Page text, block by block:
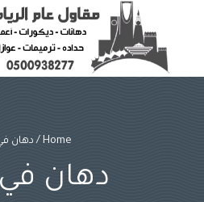
content
Home
/ دهان
دهان